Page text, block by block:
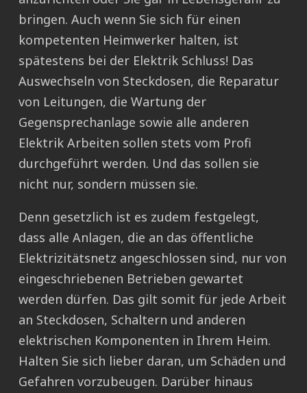
bringen. Auch wenn Sie sich für einen
kompetenten Heimwerker halten, ist
spätestens bei der Elektrik Schluss! Das
Auswechseln von Steckdosen, die Reparatur
von Leitungen, die Wartung der
Gegensprechanlage sowie alle anderen
Elektrik Arbeiten sollen stets vom Profi
durchgeführt werden. Und das sollen sie
nicht nur, sondern müssen sie.
Denn gesetzlich ist es zudem festgelegt,
dass alle Anlagen, die an das öffentliche
Elektrizitätsnetz angeschlossen sind, nur von
eingeschriebenen Betrieben gewartet
werden dürfen. Das gilt somit für jede Arbeit
an Steckdosen, Schaltern und anderen
elektrischen Komponenten in Ihrem Heim.
Halten Sie sich lieber daran, um Schäden und
Gefahren vorzubeugen. Darüber hinaus